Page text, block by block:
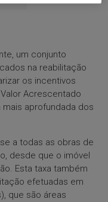
um conjunto
na reabilitação
os incentivos
Acrescentado
mais aprofundada dos
a todas as obras de
desde que o imóvel
Esta taxa também
efetuadas em
que são áreas